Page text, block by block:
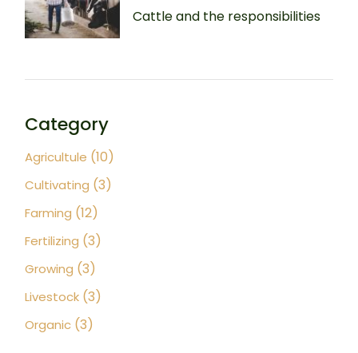
Cattle and the responsibilities
Category
Agricultule (10)
Cultivating (3)
Farming (12)
Fertilizing (3)
Growing (3)
Livestock (3)
Organic (3)